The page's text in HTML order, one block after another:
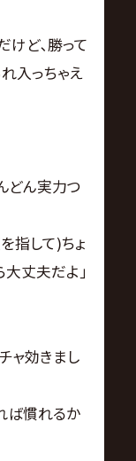
けど､勝って
入っちゃえ
どん実力つ
指して)ちょ
大丈夫だよ｣
ャ効きまし
ば慣れるか